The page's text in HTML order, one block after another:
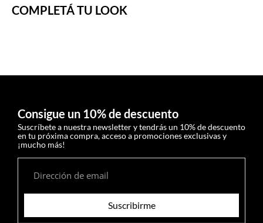
COMPLETÁ TU LOOK
Consigue un 10% de descuento
Suscríbete a nuestra newsletter y tendrás un 10% de descuento
en tu próxima compra, acceso a promociones exclusivas y
¡mucho más!
Suscribirme